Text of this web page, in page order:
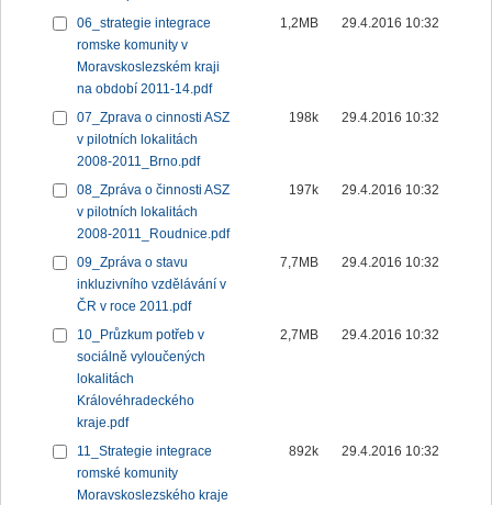
06_strategie integrace
romske komunity v
Moravskoslezském kraji
na období 2011-14.pdf
1,2MB 29.4.2016 10:32
07_Zprava o cinnosti ASZ
v pilotních lokalitách
2008-2011_Brno.pdf
198k 29.4.2016 10:32
08_Zpráva o činnosti ASZ
v pilotních lokalitách
2008-2011_Roudnice.pdf
197k 29.4.2016 10:32
09_Zpráva o stavu
inkluzivního vzdělávání v
ČR v roce 2011.pdf
7,7MB 29.4.2016 10:32
10_Průzkum potřeb v
sociálně vyloučených
lokalitách
Královéhradeckého
kraje.pdf
2,7MB 29.4.2016 10:32
11_Strategie integrace
romské komunity
Moravskoslezského kraje
892k 29.4.2016 10:32